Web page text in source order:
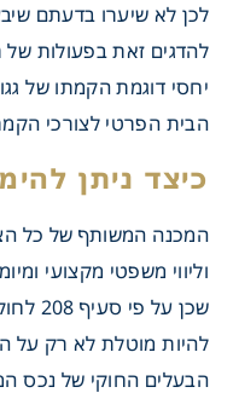
לכן לא שיערו בדעתם
להדגים זאת בפעולות של
יחסי דוגמת הקמתו של
הבית הפרטי לצורכי
המכנה המשותף של כל
וליווי משפטי מקצועי
שכן
להיות מוטלת לא רק על
הבעלים החוקי של נכס